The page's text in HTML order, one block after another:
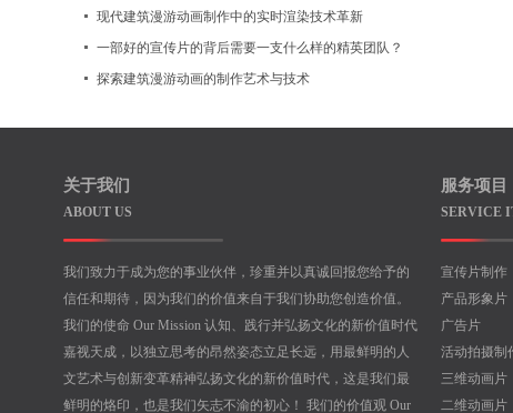
现代建筑漫游动画制作中的实时渲染技术革新
一部好的宣传片的背后需要一支什么样的精英团队？
探索建筑漫游动画的制作艺术与技术
关于我们
ABOUT US
我们致力于成为您的事业伙伴，珍重并以真诚回报您给予的
信任和期待，因为我们的价值来自于我们协助您创造价值。
我们的使命 Our Mission 认知、践行并弘扬文化的新价值时代
嘉视天成，以独立思考的昂然姿态立足长远，用最鲜明的人
文艺术与创新变革精神弘扬文化的新价值时代，这是我们最
鲜明的烙印，也是我们矢志不渝的初心！ 我们的价值观 Our
服务项目
SERVICE
宣传片制作
产品形象片
广告片
活动拍摄制
三维动画片
二维动画片